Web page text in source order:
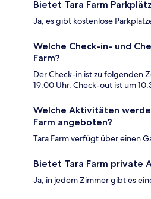
Bietet Tara Farm
Ja, es gibt kostenlose
Welche Check-in- und
Farm?
Der Check-in ist zu folgenden
19:00 Uhr. Check-out ist um
Welche Aktivitäten
Farm angeboten?
Tara Farm verfügt über einen
Bietet Tara Farm private
Ja, in jedem Zimmer gibt es